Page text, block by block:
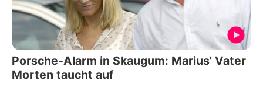
Porsche-Alarm in Skaugum: Marius' Vater
Morten taucht auf